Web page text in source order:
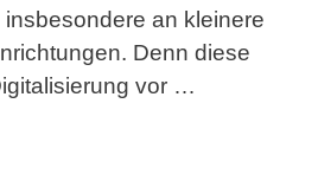
an kleinere
Denn diese
vor …